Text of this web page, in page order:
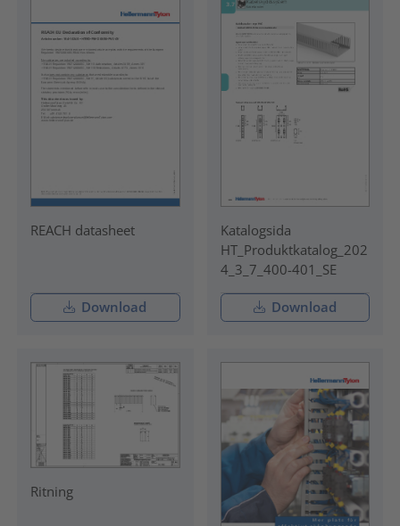
REACH datasheet
Download
Katalogsida
HT_Produktkatalog_202
4_3_7_400-401_SE
Download
Ritning